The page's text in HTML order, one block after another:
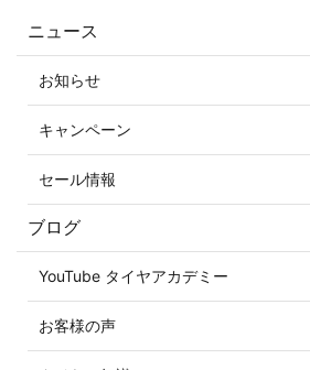
ニュース
お知らせ
キャンペーン
セール情報
ブログ
YouTube タイヤアカデミー
お客様の声